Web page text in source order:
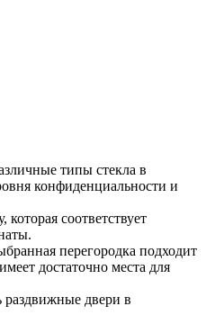
типы стекла в
конфиденциальности и
которая соответствует
перегородка подходит
достаточно места для
двери в